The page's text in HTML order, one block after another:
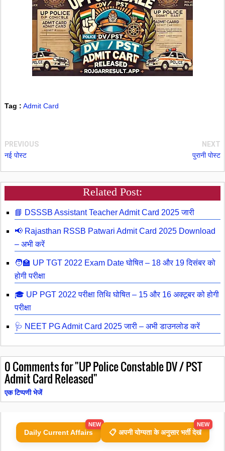
Tag : Admit Card
PREVIOUS
नई पोस्ट
NEXT
पुरानी पोस्ट
Related Post:
📘 DSSSB Assistant Teacher Admit Card 2025 जारी
📢 Rajasthan RSSB Patwari Admit Card 2025 Download
– अभी करें
🧑‍🏫 UP TGT 2022 Exam Date घोषित – 18 और 19 दिसंबर को
होगी परीक्षा
🎓 UP PGT 2022 परीक्षा तिथि घोषित – 15 और 16 अक्टूबर को होगी
परीक्षा
🩺 NEET PG Admit Card 2025 जारी – अभी डाउनलोड करें
0Comments for "UP Police Constable DV / PST
Admit Card Released"
एक टिप्पणी भेजें
Daily Current Affairs
NEW
📋 अपनी योग्यता के अनुसार भर्ती देखें
NEW